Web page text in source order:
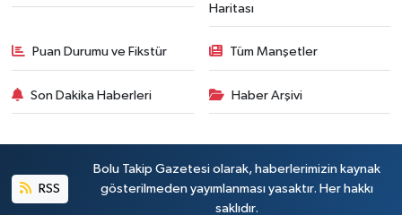
Haritası
Puan Durumu ve Fikstür Tüm Manşetler
Son Dakika Haberleri Haber Arşivi
RSS
Bolu Takip Gazetesi olarak, haberlerimizin kaynak
gösterilmeden yayımlanması yasaktır. Her hakkı
saklıdır.